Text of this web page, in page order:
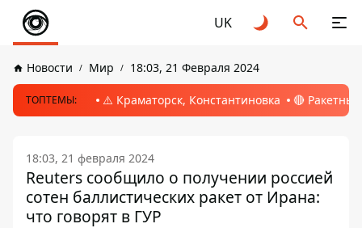
UK
Новости Мир 18:03, 21 Февраля 2024
ТОПТЕМЫ: ⚠️ Краматорск, Константиновка 🔴
18:03, 21 февраля 2024
Reuters сообщило о получении россией
сотен баллистических ракет от Ирана:
что говорят в ГУР